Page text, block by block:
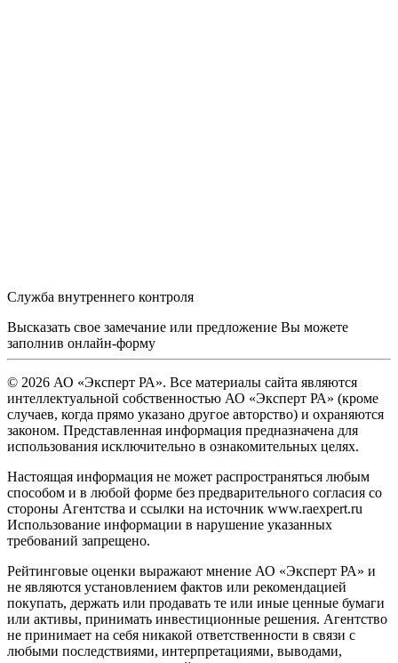
Служба внутреннего контроля
Высказать свое замечание или предложение Вы можете
заполнив онлайн-форму
© 2026 АО «Эксперт РА». Все материалы сайта являются
интеллектуальной собственностью АО «Эксперт РА» (кроме
случаев, когда прямо указано другое авторство) и охраняются
законом. Представленная информация предназначена для
использования исключительно в ознакомительных целях.
Настоящая информация не может распространяться любым
способом и в любой форме без предварительного согласия со
стороны Агентства и ссылки на источник www.raexpert.ru
Использование информации в нарушение указанных
требований запрещено.
Рейтинговые оценки выражают мнение АО «Эксперт РА» и
не являются установлением фактов или рекомендацией
покупать, держать или продавать те или иные ценные бумаги
или активы, принимать инвестиционные решения. Агентство
не принимает на себя никакой ответственности в связи с
любыми последствиями, интерпретациями, выводами,